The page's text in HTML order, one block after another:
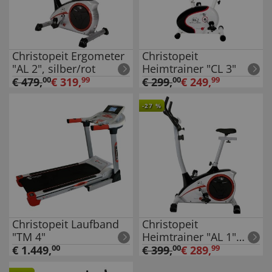
Christopeit Ergometer
"AL 2", silber/rot
€479,00€ 319,99
Christopeit
Heimtrainer "CL 3"
€299,00€ 249,99
Christopeit Laufband
"TM 4"
€ 1.449,00
-27 %
Christopeit
Heimtrainer "AL 1"
silber
€399,00€ 289,99